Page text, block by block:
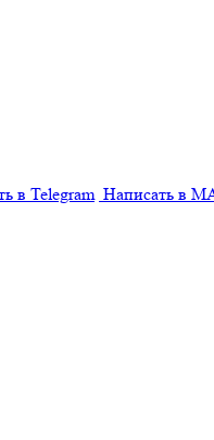
в Telegram Написать в